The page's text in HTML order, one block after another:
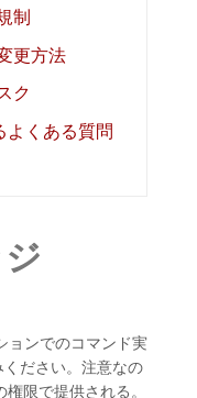
制
更方法
ク
よくある質問
ョンでのコマンド実
ださい。注意なの
限で提供される。